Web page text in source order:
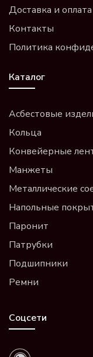
Доставка и оплата
Контакты
Политика
Каталог
Асбестовые
Кольца
Конвейерные
Манжеты
Металлические
Напольные
Паронит
Патрубки
Подшипники
Ремни
Соцсети